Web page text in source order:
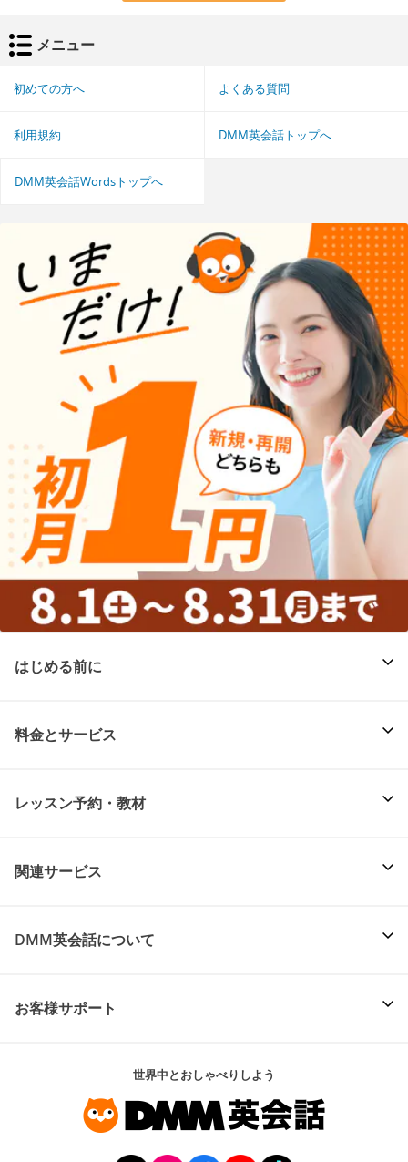
メニュー
初めての方へ よくある質問
利用規約 DMM英会話トップへ
DMM英会話Wordsトップへ
はじめる前に
料金とサービス
レッスン予約・教材
関連サービス
DMM英会話について
お客様サポート
世界中とおしゃべりしよう